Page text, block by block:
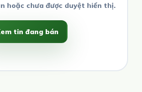
hoặc chưa được duyệt hiển thị.
tin đang bán